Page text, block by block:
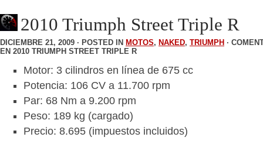
2010 Triumph Street Triple R
DICIEMBRE 21, 2009 · POSTED IN MOTOS, NAKED, TRIUMPH ·
EN 2010 TRIUMPH STREET TRIPLE R
Motor: 3 cilindros en línea de 675 cc
Potencia: 106 CV a 11.700 rpm
Par: 68 Nm a 9.200 rpm
Peso: 189 kg (cargado)
Precio: 8.695 (impuestos incluidos)